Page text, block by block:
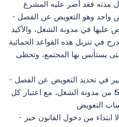
– أن المشرع اقتصر على تعويض واحد وهو التعويض عن الفصل
عليها في مدونة الشغل، والأكيد
في تنزيل هذه القواعد الحمائية
حتى يستأنس بها المجتمع، وتحظى
– أن المشرع اعتمد نفس المعايير في تحديد التعويض عن الفصل
المنصوص عليها في المادة 53 من مدونة الشغل، مع اعتبار كل
– أن مدة الأقدمية لن تحتسب إلا ابتداء من دخول القانون حيز